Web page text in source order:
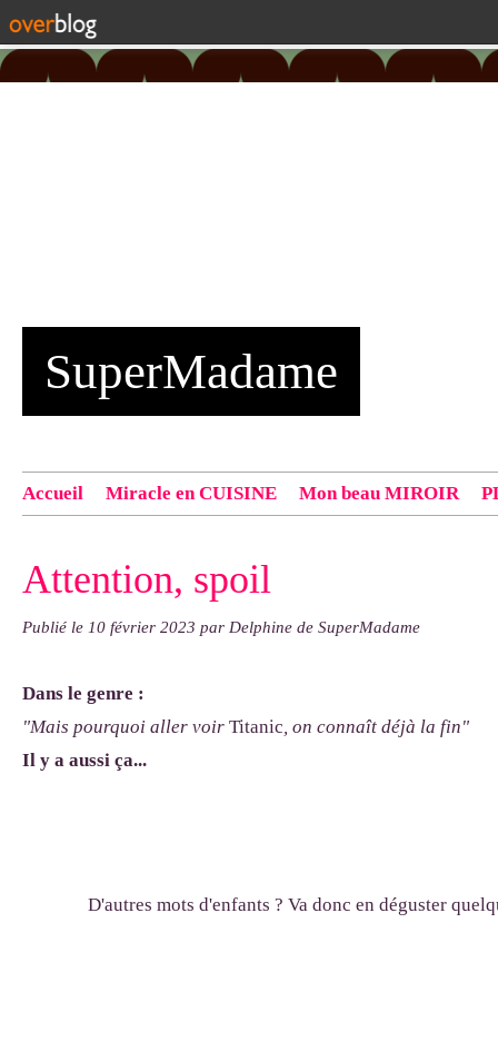
SuperMadame
Accueil Miracle en CUISINE Mon beau MIROIR
exemple : "Bonnet cloche From Annie", "Veste Rue
Attention, spoil
Publié le 10 février 2023 par Delphine de SuperMadame
Dans le genre :
"Mais pourquoi aller voir Titanic, on connaît déjà la fin"
Il y a aussi ça...
D'autres mots d'enfants ? Va donc en déguster